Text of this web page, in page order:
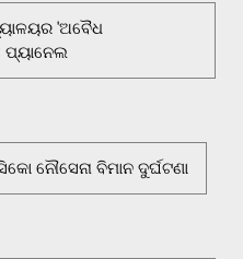
'ଅବୈଧ
ପ୍ୟାନେଲ
ନୌସେନା ବିମାନ ଦୁର୍ଘଟଣା